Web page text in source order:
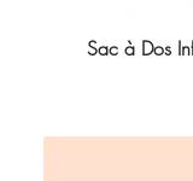
Sac à Dos